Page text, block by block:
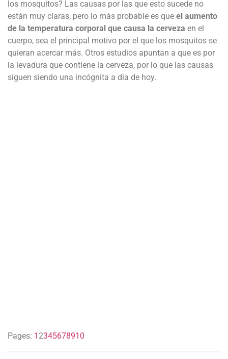
los mosquitos? Las causas por las que esto sucede no
están muy claras, pero lo más probable es que el aumento
de la temperatura corporal que causa la cerveza en el
cuerpo, sea el principal motivo por el que los mosquitos se
quieran acercar más. Otros estudios apuntan a que es por
la levadura que contiene la cerveza, por lo que las causas
siguen siendo una incógnita a día de hoy.
Pages: 1 2345678910